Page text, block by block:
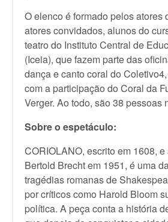
O elenco é formado pelos atores
atores convidados, alunos do
teatro do Instituto Central de
(Iceia), que fazem parte das
dança e canto coral do
com a participação do Coral da
Verger. Ao todo, são 38 pessoas
Sobre o espetáculo:
CORIOLANO, escrito em 1608,
Bertold Brecht em 1951, é uma
tragédias romanas de
por críticos como Harold Bloom
política. A peça conta a história